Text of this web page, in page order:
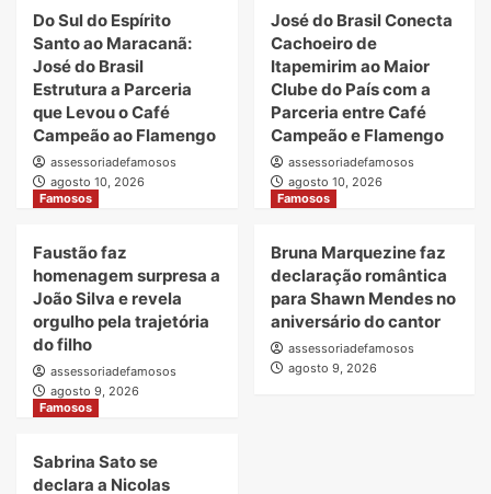
Do Sul do Espírito
Santo ao Maracanã:
José do Brasil
Estrutura a Parceria
que Levou o Café
Campeão ao Flamengo
assessoriadefamosos
agosto 10, 2026
José do Brasil Conecta
Cachoeiro de
Itapemirim ao Maior
Clube do País com a
Parceria entre Café
Campeão e Flamengo
assessoriadefamosos
agosto 10, 2026
Famosos
Faustão faz
homenagem surpresa a
João Silva e revela
orgulho pela trajetória
do filho
assessoriadefamosos
agosto 9, 2026
Famosos
Bruna Marquezine faz
declaração romântica
para Shawn Mendes no
aniversário do cantor
assessoriadefamosos
agosto 9, 2026
Famosos
Sabrina Sato se
declara a Nicolas